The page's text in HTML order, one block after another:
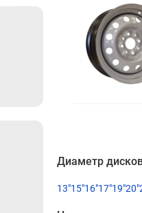
Диаметр
13"15"16"17"19"20"